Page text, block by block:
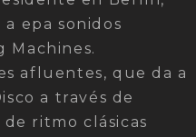
epa sonidos
Machines.
afluentes, que da a
a través de
de ritmo clásicas